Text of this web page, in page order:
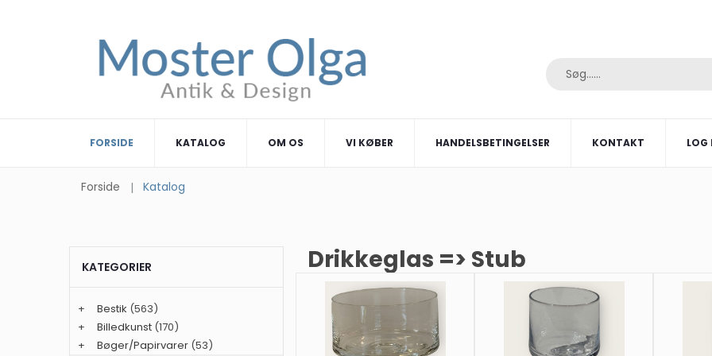
FORSIDE KATALOG OM OS VI KØBER HANDELSBETINGELSER KONTAKT LOG
Forside Katalog
Drikkeglas => Stub
KATEGORIER
+ Bestik (563)
+
Billedkunst (170)
+
Bøger/Papirvarer (53)